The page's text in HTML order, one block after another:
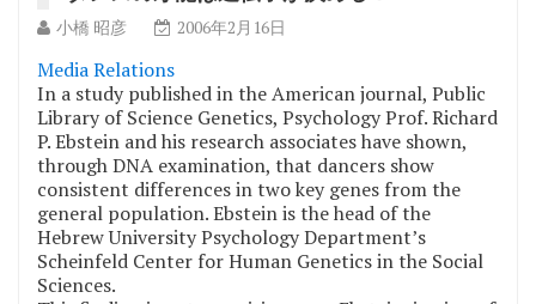
小橋 昭彦 2006年2月16日
Media Relations
In a study published in the American journal, Public
Library of Science Genetics, Psychology Prof. Richard
P. Ebstein and his research associates have shown,
through DNA examination, that dancers show
consistent differences in two key genes from the
general population. Ebstein is the head of the
Hebrew University Psychology Department’s
Scheinfeld Center for Human Genetics in the Social
Sciences.